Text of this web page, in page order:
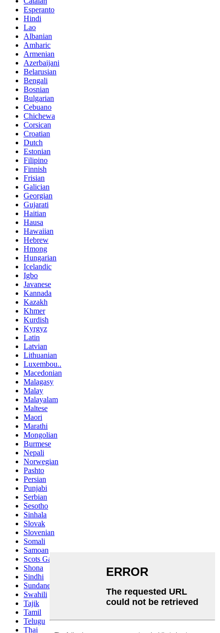
Esperanto
Hindi
Lao
Albanian
Amharic
Armenian
Azerbaijani
Belarusian
Bengali
Bosnian
Bulgarian
Cebuano
Chichewa
Corsican
Croatian
Dutch
Estonian
Filipino
Finnish
Frisian
Galician
Georgian
Gujarati
Haitian
Hausa
Hawaiian
Hebrew
Hmong
Hungarian
Icelandic
Igbo
Javanese
Kannada
Kazakh
Khmer
Kurdish
Kyrgyz
Latin
Latvian
Lithuanian
Luxembou..
Macedonian
Malagasy
Malay
Malayalam
Maltese
Maori
Marathi
Mongolian
Burmese
Nepali
Norwegian
Pashto
Persian
Punjabi
Serbian
Sesotho
Sinhala
Slovak
Slovenian
Somali
Samoan
Scots Gaelic
Shona
Sindhi
Sundanese
Swahili
Tajik
Tamil
Telugu
Thai